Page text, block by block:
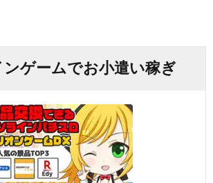
ゲームでお小遣い稼ぎ